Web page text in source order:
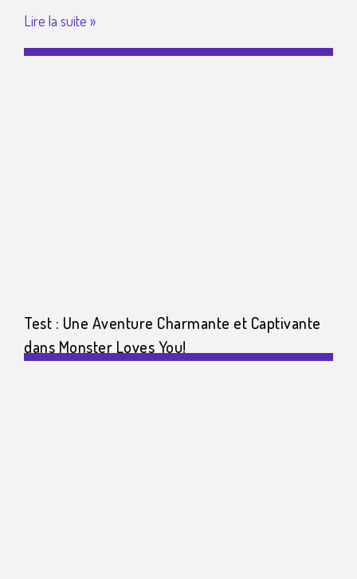
Lire la suite »
Test : Une Aventure Charmante et Captivante
dans Monster Loves You!